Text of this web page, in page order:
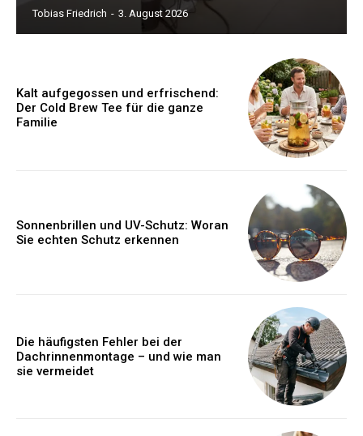
Tobias Friedrich - 3. August 2026
Kalt aufgegossen und erfrischend:
Der Cold Brew Tee für die ganze
Familie
Sonnenbrillen und UV-Schutz: Woran
Sie echten Schutz erkennen
Die häufigsten Fehler bei der
Dachrinnenmontage – und wie man
sie vermeidet